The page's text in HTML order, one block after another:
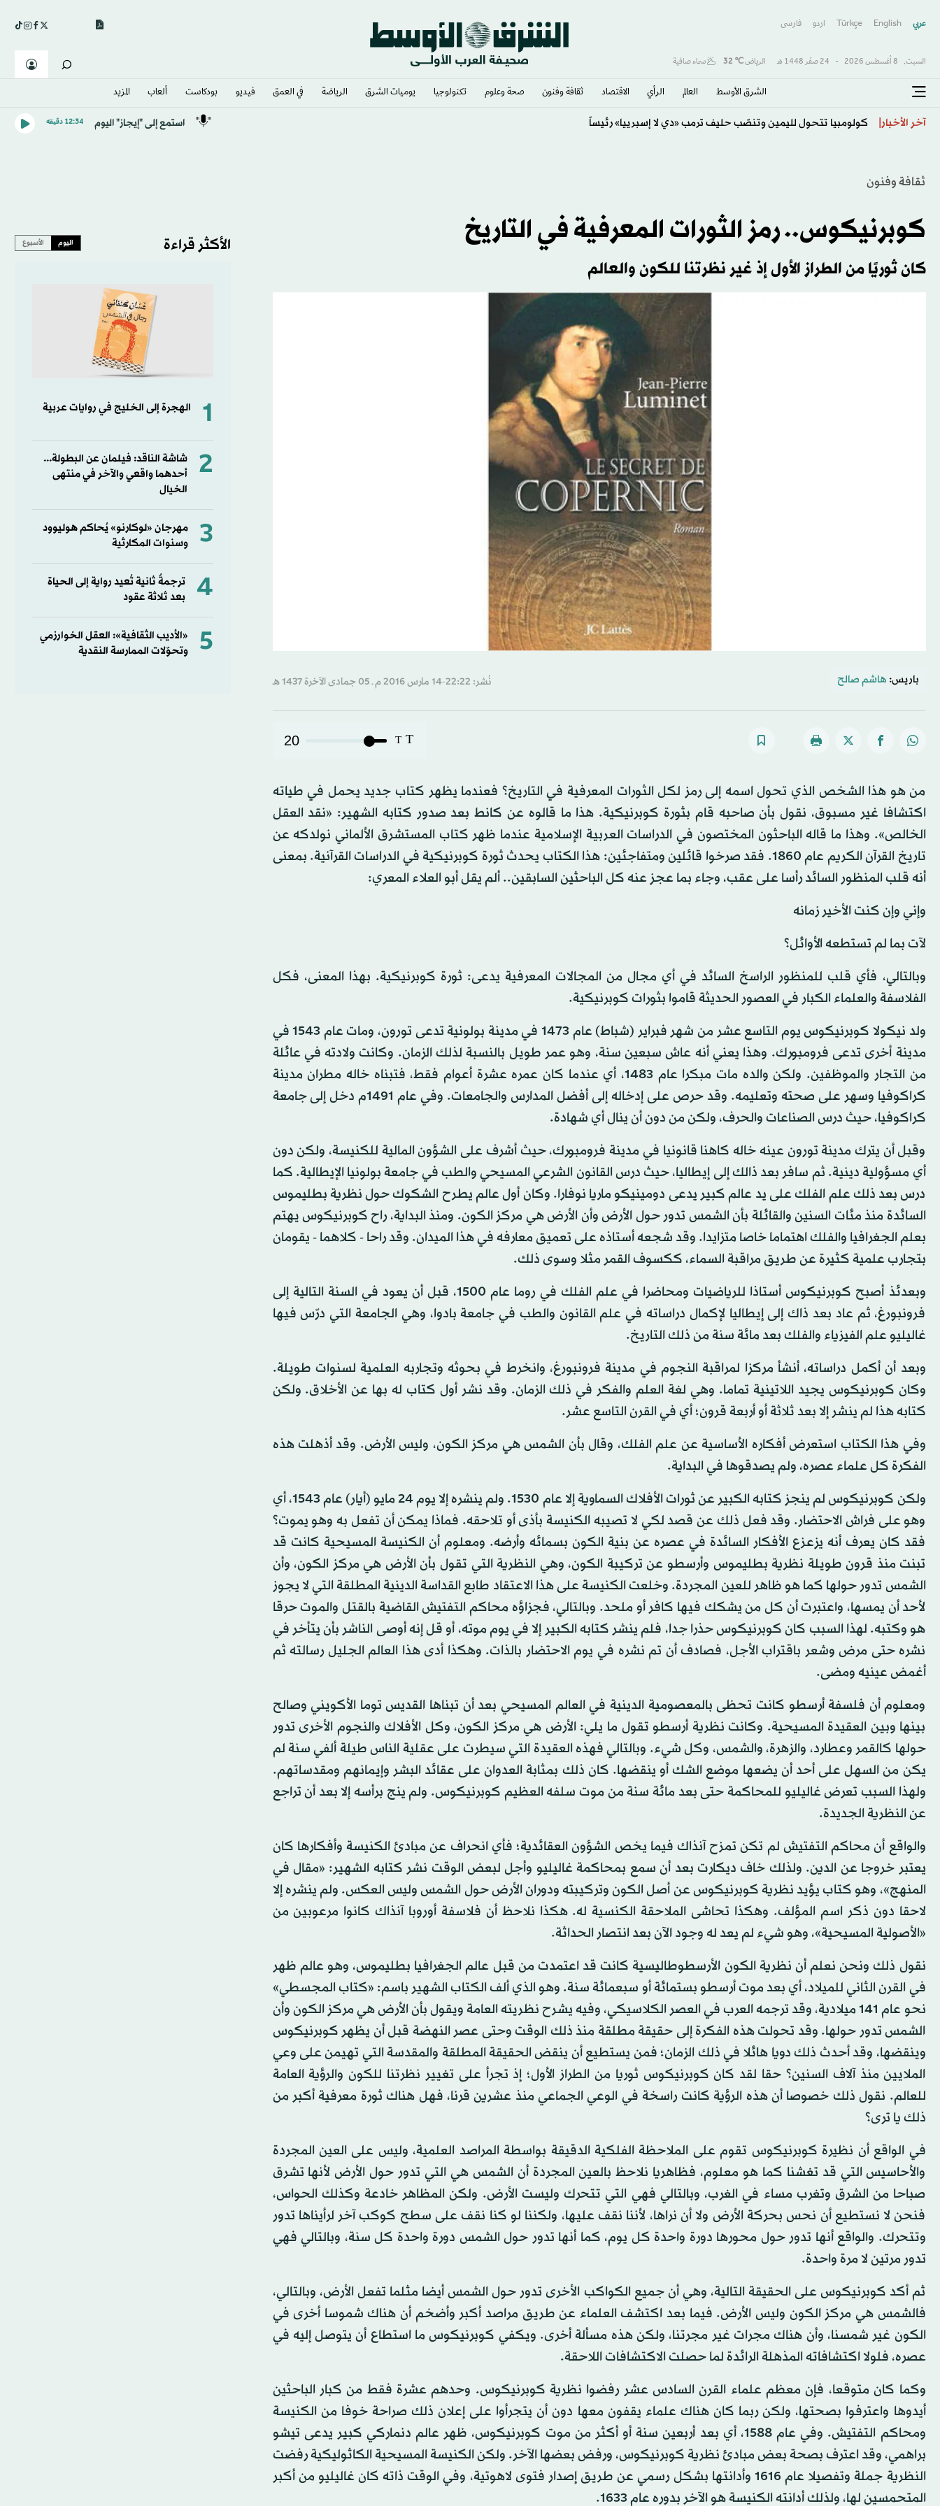
عربي English
Türkçe اردو فارسى
السبت, 8 أغسطس 2026 - 24 صفَر 1448 هـ الرياض℃
32 سماء صافية
الشرق الأوسط​ العالم الرأي الاقتصاد ثقافة وفنون صحة وعلوم تكنولوجيا يوميات الشرق​ الرياضة في العمق فيديو بودكاست ألعاب المزيد
آخر الأخبار اتفاقية مكة... تعزيز الردع لحماية الاستقرار استمع إلى "إيجاز" اليوم 12:34 دقيقه
ثقافة وفنون
كوبرنيكوس.. رمز الثورات المعرفية في التاريخ
كان ثوريًا من الطراز الأول إذ غير نظرتنا للكون والعالم
باريس: هاشم صالح نُشر: 22:22-14 مارس 2016 م ـ 05 جمادى الآخرة 1437 هـ
T
T
20
من هو هذا الشخص الذي تحول اسمه إلى رمز لكل الثورات المعرفية في التاريخ؟ فعندما يظهر كتاب جديد يحمل في طياته
اكتشافا غير مسبوق، نقول بأن صاحبه قام بثورة كوبرنيكية. هذا ما قالوه عن كانط بعد صدور كتابه الشهير: «نقد العقل
الخالص». وهذا ما قاله الباحثون المختصون في الدراسات العربية الإسلامية عندما ظهر كتاب المستشرق الألماني نولدكه عن
تاريخ القرآن الكريم عام 1860. فقد صرخوا قائلين ومتفاجئين: هذا الكتاب يحدث ثورة كوبرنيكية في الدراسات القرآنية. بمعنى
أنه قلب المنظور السائد رأسا على عقب، وجاء بما عجز عنه كل الباحثين السابقين.. ألم يقل أبو العلاء المعري:
وإني وإن كنت الأخير زمانه
لآت بما لم تستطعه الأوائل؟
وبالتالي، فأي قلب للمنظور الراسخ السائد في أي مجال من المجالات المعرفية يدعى: ثورة كوبرنيكية. بهذا المعنى، فكل
الفلاسفة والعلماء الكبار في العصور الحديثة قاموا بثورات كوبرنيكية.
ولد نيكولا كوبرنيكوس يوم التاسع عشر من شهر فبراير (شباط) عام 1473 في مدينة بولونية تدعى تورون، ومات عام 1543 في
مدينة أخرى تدعى فرومبورك. وهذا يعني أنه عاش سبعين سنة، وهو عمر طويل بالنسبة لذلك الزمان. وكانت ولادته في عائلة
من التجار والموظفين. ولكن والده مات مبكرا عام 1483، أي عندما كان عمره عشرة أعوام فقط، فتبناه خاله مطران مدينة
كراكوفيا وسهر على صحته وتعليمه. وقد حرص على إدخاله إلى أفضل المدارس والجامعات. وفي عام 1491م دخل إلى جامعة
كراكوفيا، حيث درس الصناعات والحرف، ولكن من دون أن ينال أي شهادة.
وقبل أن يترك مدينة تورون عينه خاله كاهنا قانونيا في مدينة فرومبورك، حيث أشرف على الشؤون المالية للكنيسة، ولكن دون
أي مسؤولية دينية. ثم سافر بعد ذالك إلى إيطاليا، حيث درس القانون الشرعي المسيحي والطب في جامعة بولونيا الإيطالية. كما
درس بعد ذلك علم الفلك على يد عالم كبير يدعى دومينيكو ماريا نوفارا. وكان أول عالم يطرح الشكوك حول نظرية بطليموس
السائدة منذ مئات السنين والقائلة بأن الشمس تدور حول الأرض وأن الأرض هي مركز الكون. ومنذ البداية، راح كوبرنيكوس يهتم
بعلم الجغرافيا والفلك اهتماما خاصا متزايدا. وقد شجعه أستاذه على تعميق معارفه في هذا الميدان. وقد راحا - كلاهما - يقومان
بتجارب علمية كثيرة عن طريق مراقبة السماء، ككسوف القمر مثلا وسوى ذلك.
وبعدئذ أصبح كوبرنيكوس أستاذا للرياضيات ومحاضرا في علم الفلك في روما عام 1500، قبل أن يعود في السنة التالية إلى
فرونبورغ، ثم عاد بعد ذاك إلى إيطاليا لإكمال دراساته في علم القانون والطب في جامعة بادوا، وهي الجامعة التي درّس فيها
غاليليو علم الفيزياء والفلك بعد مائة سنة من ذلك التاريخ.
وبعد أن أكمل دراساته، أنشأ مركزا لمراقبة النجوم في مدينة فرونبورغ، وانخرط في بحوثه وتجاربه العلمية لسنوات طويلة.
وكان كوبرنيكوس يجيد اللاتينية تماما. وهي لغة العلم والفكر في ذلك الزمان. وقد نشر أول كتاب له بها عن الأخلاق. ولكن
كتابه هذا لم ينشر إلا بعد ثلاثة أو أربعة قرون؛ أي في القرن التاسع عشر.
وفي هذا الكتاب استعرض أفكاره الأساسية عن علم الفلك، وقال بأن الشمس هي مركز الكون، وليس الأرض. وقد أذهلت هذه
الفكرة كل علماء عصره، ولم يصدقوها في البداية.
ولكن كوبرنيكوس لم ينجز كتابه الكبير عن ثورات الأفلاك السماوية إلا عام 1530. ولم ينشره إلا يوم 24 مايو (أيار) عام 1543، أي
وهو على فراش الاحتضار. وقد فعل ذلك عن قصد لكي لا تصيبه الكنيسة بأذى أو تلاحقه. فماذا يمكن أن تفعل به وهو يموت؟
فقد كان يعرف أنه يزعزع الأفكار السائدة في عصره عن بنية الكون بسمائه وأرضه. ومعلوم أن الكنيسة المسيحية كانت قد
تبنت منذ قرون طويلة نظرية بطليموس وأرسطو عن تركيبة الكون، وهي النظرية التي تقول بأن الأرض هي مركز الكون، وأن
الشمس تدور حولها كما هو ظاهر للعين المجردة. وخلعت الكنيسة على هذا الاعتقاد طابع القداسة الدينية المطلقة التي لا يجوز
لأحد أن يمسها، واعتبرت أن كل من يشكك فيها كافر أو ملحد. وبالتالي، فجزاؤه محاكم التفتيش القاضية بالقتل والموت حرقا
هو وكتبه. لهذا السبب كان كوبرنيكوس حذرا جدا، فلم ينشر كتابه الكبير إلا في يوم موته، أو قل إنه أوصى الناشر بأن يتأخر في
نشره حتى مرض وشعر باقتراب الأجل، فصادف أن تم نشره في يوم الاحتضار بالذات. وهكذا أدى هذا العالم الجليل رسالته ثم
أغمض عينيه ومضى.
ومعلوم أن فلسفة أرسطو كانت تحظى بالمعصومية الدينية في العالم المسيحي بعد أن تبناها القديس توما الأكويني وصالح
بينها وبين العقيدة المسيحية. وكانت نظرية أرسطو تقول ما يلي: الأرض هي مركز الكون، وكل الأفلاك والنجوم الأخرى تدور
حولها كالقمر وعطارد، والزهرة، والشمس، وكل شيء. وبالتالي فهذه العقيدة التي سيطرت على عقلية الناس طيلة ألفي سنة لم
يكن من السهل على أحد أن يضعها موضع الشك أو ينقضها. كان ذلك بمثابة العدوان على عقائد البشر وإيمانهم ومقدساتهم.
ولهذا السبب تعرض غاليليو للمحاكمة حتى بعد مائة سنة من موت سلفه العظيم كوبرنيكوس. ولم ينج برأسه إلا بعد أن تراجع
عن النظرية الجديدة.
والواقع أن محاكم التفتيش لم تكن تمزح آنذاك فيما يخص الشؤون العقائدية؛ فأي انحراف عن مبادئ الكنيسة وأفكارها كان
يعتبر خروجا عن الدين. ولذلك خاف ديكارت بعد أن سمع بمحاكمة غاليليو وأجل لبعض الوقت نشر كتابه الشهير: «مقال في
المنهج»، وهو كتاب يؤيد نظرية كوبرنيكوس عن أصل الكون وتركيبته ودوران الأرض حول الشمس وليس العكس. ولم ينشره إلا
لاحقا دون ذكر اسم المؤلف. وهكذا تحاشى الملاحقة الكنسية له. هكذا نلاحظ أن فلاسفة أوروبا آنذاك كانوا مرعوبين من
«الأصولية المسيحية»، وهو شيء لم يعد له وجود الآن بعد انتصار الحداثة.
نقول ذلك ونحن نعلم أن نظرية الكون الأرسطوطاليسية كانت قد اعتمدت من قبل عالم الجغرافيا بطليموس، وهو عالم ظهر
في القرن الثاني للميلاد، أي بعد موت أرسطو بستمائة أو سبعمائة سنة. وهو الذي ألف الكتاب الشهير باسم: «كتاب المجسطي»
نحو عام 141 ميلادية، وقد ترجمه العرب في العصر الكلاسيكي، وفيه يشرح نظريته العامة ويقول بأن الأرض هي مركز الكون وأن
الشمس تدور حولها. وقد تحولت هذه الفكرة إلى حقيقة مطلقة منذ ذلك الوقت وحتى عصر النهضة قبل أن يظهر كوبرنيكوس
وينقضها، وقد أحدث ذلك دويا هائلا في ذلك الزمان؛ فمن يستطيع أن ينقض الحقيقة المطلقة والمقدسة التي تهيمن على وعي
الملايين منذ آلاف السنين؟ حقا لقد كان كوبرنيكوس ثوريا من الطراز الأول؛ إذ تجرأ على تغيير نظرتنا للكون والرؤية العامة
للعالم. نقول ذلك خصوصا أن هذه الرؤية كانت راسخة في الوعي الجماعي منذ عشرين قرنا، فهل هناك ثورة معرفية أكبر من
ذلك يا ترى؟
في الواقع أن نظيرة كوبرنيكوس تقوم على الملاحظة الفلكية الدقيقة بواسطة المراصد العلمية، وليس على العين المجردة
والأحاسيس التي قد تغشنا كما هو معلوم، فظاهريا نلاحظ بالعين المجردة أن الشمس هي التي تدور حول الأرض لأنها تشرق
صباحا من الشرق وتغرب مساء في الغرب، وبالتالي فهي التي تتحرك وليست الأرض. ولكن المظاهر خادعة وكذلك الحواس،
فنحن لا نستطيع أن نحس بحركة الأرض ولا أن نراها، لأننا نقف عليها، ولكننا لو كنا نقف على سطح كوكب آخر لرأيناها تدور
وتتحرك. والواقع أنها تدور حول محورها دورة واحدة كل يوم، كما أنها تدور حول الشمس دورة واحدة كل سنة، وبالتالي فهي
تدور مرتين لا مرة واحدة.
ثم أكد كوبرنيكوس على الحقيقة التالية، وهي أن جميع الكواكب الأخرى تدور حول الشمس أيضا مثلما تفعل الأرض، وبالتالي،
فالشمس هي مركز الكون وليس الأرض. فيما بعد اكتشف العلماء عن طريق مراصد أكبر وأضخم أن هناك شموسا أخرى في
الكون غير شمسنا، وأن هناك مجرات غير مجرتنا، ولكن هذه مسألة أخرى. ويكفي كوبرنيكوس ما استطاع أن يتوصل إليه في
عصره، فلولا اكتشافاته المذهلة الرائدة لما حصلت الاكتشافات اللاحقة.
وكما كان متوقعا، فإن معظم علماء القرن السادس عشر رفضوا نظرية كوبرنيكوس. وحدهم عشرة فقط من كبار الباحثين
أيدوها واعترفوا بصحتها، ولكن ربما كان هناك علماء يقفون معها دون أن يتجرأوا على إعلان ذلك صراحة خوفا من الكنيسة
ومحاكم التفتيش. وفي عام 1588، أي بعد أربعين سنة أو أكثر من موت كوبرنيكوس، ظهر عالم دنماركي كبير يدعى تيشو
براهمي، وقد اعترف بصحة بعض مبادئ نظرية كوبرنيكوس، ورفض بعضها الآخر. ولكن الكنيسة المسيحية الكاثوليكية رفضت
النظرية جملة وتفصيلا عام 1616 وأدانتها بشكل رسمي عن طريق إصدار فتوى لاهوتية، وفي الوقت ذاته كان غاليليو من أكبر
المتحمسين لها، ولذلك أدانته الكنيسة هو الآخر بدوره عام 1633.
الأكثر قراءة اليوم الأسبوع
1 الهجرة إلى الخليج في روايات عربية
2
شاشة الناقد: فيلمان عن البطولة...
أحدهما واقعي والآخر في منتهى
الخيال
3
مهرجان «لوكارنو» يُحاكم هوليوود
وسنوات المكارثية
4
ترجمةٌ ثانية تُعيد رواية إلى الحياة
بعد ثلاثة عقود
5
«الأديب الثقافية»: العقل الخوارزمي
وتحوّلات الممارسة النقدية